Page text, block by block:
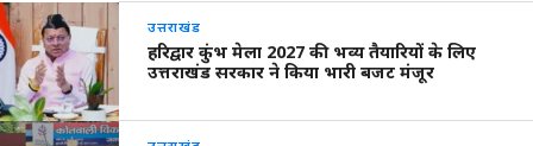
उत्तराखंड
हरिद्वार कुंभ मेला 2027 की भव्य तैयारियों के लिए
उत्तराखंड सरकार ने किया भारी बजट मंजूर